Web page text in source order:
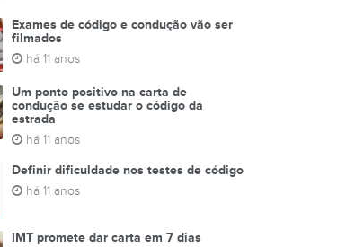
Exames de código e condução vão ser
filmados
há 11 anos
Um ponto positivo na carta de
condução se estudar o código da
estrada
há 11 anos
Definir dificuldade nos testes de código
há 11 anos
IMT promete dar carta em 7 dias